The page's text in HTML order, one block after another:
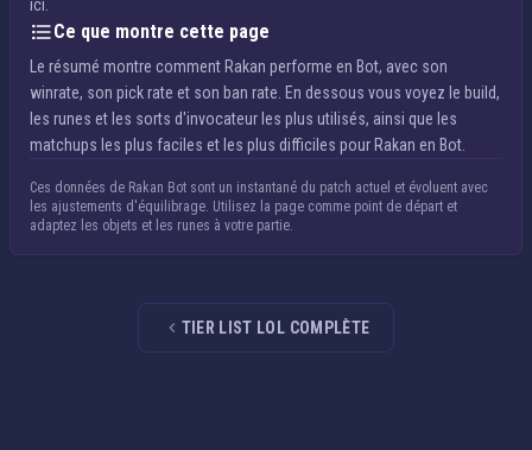
ici.
Ce que montre cette page
Le résumé montre comment Rakan performe en Bot, avec son
winrate, son pick rate et son ban rate. En dessous vous voyez le build,
les runes et les sorts d'invocateur les plus utilisés, ainsi que les
matchups les plus faciles et les plus difficiles pour Rakan en Bot.
Ces données de Rakan Bot sont un instantané du patch actuel et évoluent avec
les ajustements d'équilibrage. Utilisez la page comme point de départ et
adaptez les objets et les runes à votre partie.
TIER LIST LOL COMPLÈTE